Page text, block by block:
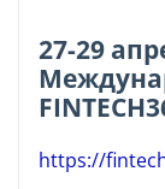
27-29
https://